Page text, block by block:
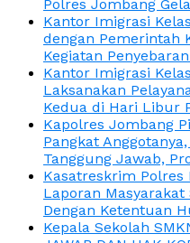
Polres Jombang
Kantor Imigrasi
dengan Pemerintah
Kegiatan
Kantor Imigrasi
Laksanakan
Kedua di Hari Libur
Kapolres Jombang
Pangkat
Tanggung Jawab,
Kasatreskrim Polres
Laporan Masyarakat
Dengan Ketentuan
Kepala Sekolah